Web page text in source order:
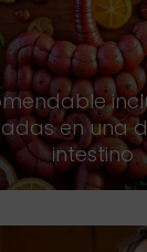
en una
intestino